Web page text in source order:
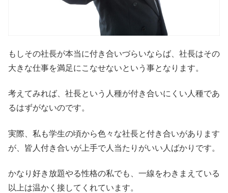
もしその社長が本当に付き合いづらいならば、社長はその
大きな仕事を満足にこなせないという事となります。
考えてみれば、社長という人種が付き合いにくい人種であ
るはずがないのです。
実際、私も学生の頃から色々な社長と付き合いがあります
が、皆人付き合いが上手で人当たりがいい人ばかりです。
かなり好き放題やる性格の私でも、一線をわきまえている
以上は温かく接してくれています。